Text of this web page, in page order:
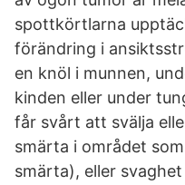
spottkörtlarna
förändring i
en knöl i munnen,
kinden eller under
får svårt att svälja
smärta i området
smärta), eller